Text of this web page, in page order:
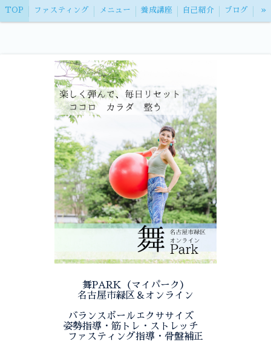
TOP ファスティング メニュー 養成講座 自己紹介 ブログ »
舞PARK（マイパーク）
名古屋市緑区＆オンライン
バランスボールエクササイズ
姿勢指導・筋トレ・ストレッチ
ファスティング指導・骨盤補正